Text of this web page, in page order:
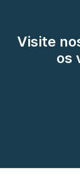
Visite
os